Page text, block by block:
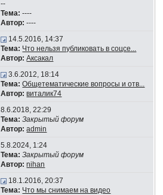
--
Тема: ----
Автор: ----
14.5.2016, 14:37
Тема: Что нельзя публиковать в соцсе...
Автор: Аксакал
3.6.2012, 18:14
Тема: Общетематические вопросы и отв...
Автор: виталик74
8.6.2018, 22:29
Тема: Закрытый форум
Автор: admin
5.8.2024, 1:24
Тема: Закрытый форум
Автор: nihan
18.1.2016, 20:37
Тема: Что мы снимаем на видео